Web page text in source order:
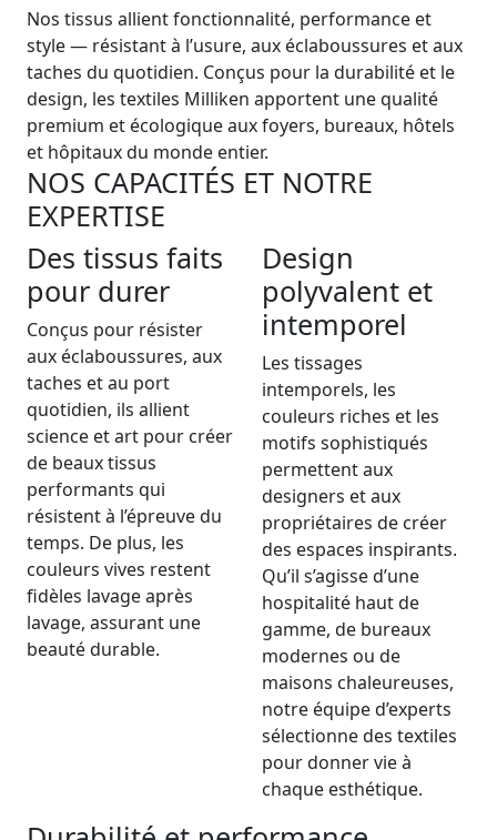
Nos tissus allient fonctionnalité, performance et
style — résistant à l’usure, aux éclaboussures et aux
taches du quotidien. Conçus pour la durabilité et le
design, les textiles Milliken apportent une qualité
premium et écologique aux foyers, bureaux, hôtels
et hôpitaux du monde entier.
NOS CAPACITÉS ET NOTRE
EXPERTISE
Des tissus faits
pour durer
Conçus pour résister
aux éclaboussures, aux
taches et au port
quotidien, ils allient
science et art pour créer
de beaux tissus
performants qui
résistent à l’épreuve du
temps. De plus, les
couleurs vives restent
fidèles lavage après
lavage, assurant une
beauté durable.
Design
polyvalent et
intemporel
Les tissages
intemporels, les
couleurs riches et les
motifs sophistiqués
permettent aux
designers et aux
propriétaires de créer
des espaces inspirants.
Qu’il s’agisse d’une
hospitalité haut de
gamme, de bureaux
modernes ou de
maisons chaleureuses,
notre équipe d’experts
sélectionne des textiles
pour donner vie à
chaque esthétique.